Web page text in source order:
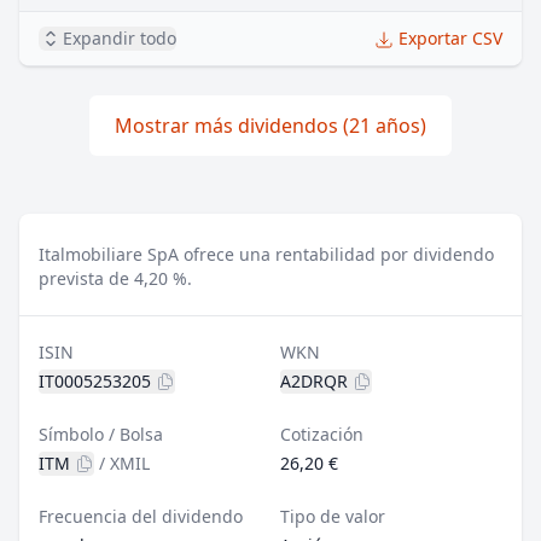
Expandir todo Exportar CSV
Mostrar más dividendos (21 años)
Italmobiliare SpA ofrece una rentabilidad por dividendo
prevista de 4,20 %.
ISIN
IT0005253205
WKN
A2DRQR
Símbolo / Bolsa
ITM
/ XMIL
Cotización
26,20 €
Frecuencia del dividendo
Tipo de valor